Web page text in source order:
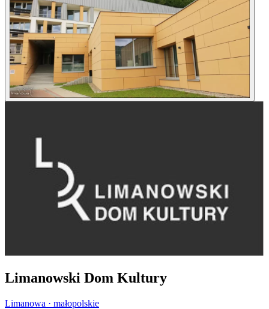
Limanowski Dom Kultury
Limanowa · małopolskie